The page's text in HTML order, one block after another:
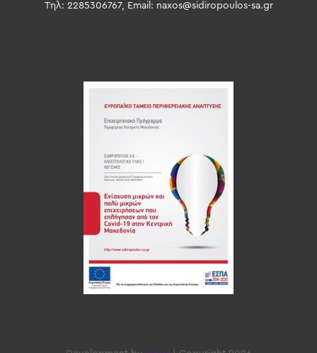
Τηλ: 2285306767, Email: naxos@sidiropoulos-sa.gr